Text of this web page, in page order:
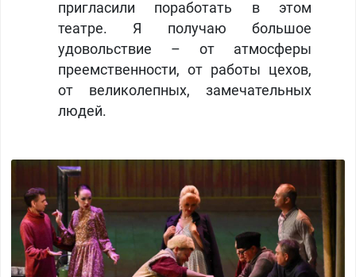
пригласили поработать в этом
театре. Я получаю большое
удовольствие – от атмосферы
преемственности, от работы цехов,
от великолепных, замечательных
людей. ​